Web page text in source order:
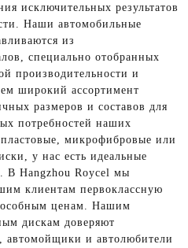
исключительных результатов
Наши автомобильные
из
специально отобранных
производительности и
широкий ассортимент
размеров и составов для
потребностей наших
микрофибровые или
у нас есть идеальные
В Hangzhou Roycel мы
клиентам первоклассную
ценам. Нашим
дискам доверяют
автомойщики и автолюбители